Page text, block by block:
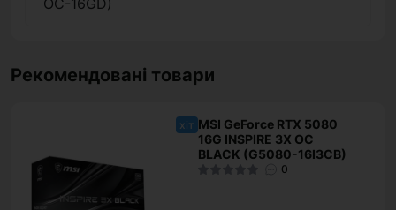
OC-16GD)
Рекомендовані товари
хіт MSI GeForce RTX 5080
16G INSPIRE 3X OC
BLACK (G5080-16I3CB)
0